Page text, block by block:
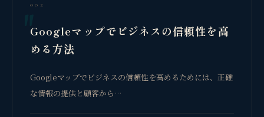
002
Googleマップでビジネスの信頼性を高
める方法
Googleマップでビジネスの信頼性を高めるためには、正確
な情報の提供と顧客から…